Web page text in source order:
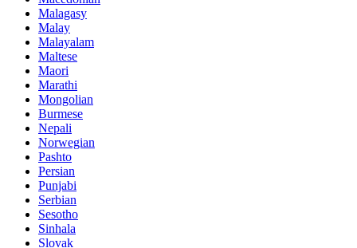
Malagasy
Malay
Malayalam
Maltese
Maori
Marathi
Mongolian
Burmese
Nepali
Norwegian
Pashto
Persian
Punjabi
Serbian
Sesotho
Sinhala
Slovak